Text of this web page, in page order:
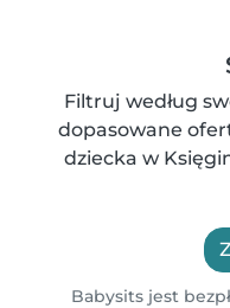
Filtruj według
dopasowane
dziecka w
Babysits jest